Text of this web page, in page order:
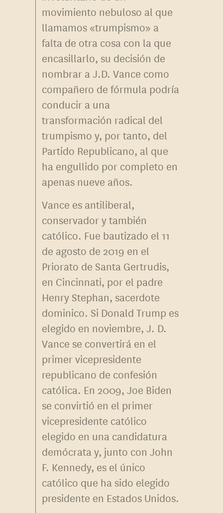
movimiento nebuloso al que
llamamos «trumpismo» a
falta de otra cosa con la que
encasillarlo, su decisión de
nombrar a J.D. Vance como
compañero de fórmula podría
conducir a una
transformación radical del
trumpismo y, por tanto, del
Partido Republicano, al que
ha engullido por completo en
apenas nueve años.
Vance es antiliberal,
conservador y también
católico. Fue bautizado el 11
de agosto de 2019 en el
Priorato de Santa Gertrudis,
en Cincinnati, por el padre
Henry Stephan, sacerdote
dominico. Si Donald Trump es
elegido en noviembre, J. D.
Vance se convertirá en el
primer vicepresidente
republicano de confesión
católica. En 2009, Joe Biden
se convirtió en el primer
vicepresidente católico
elegido en una candidatura
demócrata y, junto con John
F. Kennedy, es el único
católico que ha sido elegido
presidente en Estados Unidos.